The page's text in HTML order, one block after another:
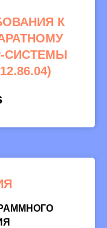
К
СИСТЕМЫ